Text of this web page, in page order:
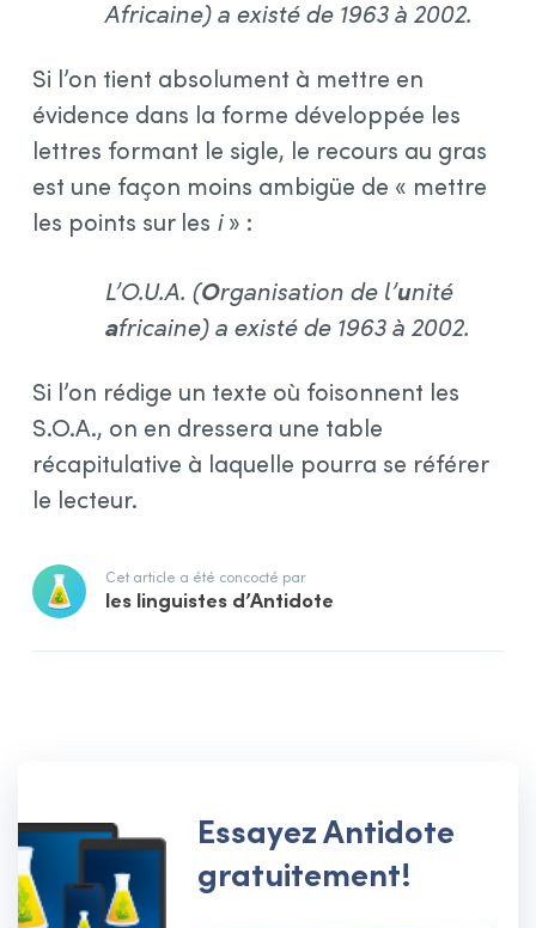
Africaine) a existé de 1963 à 2002.
Si l’on tient absolument à mettre en
évidence dans la forme développée les
lettres formant le sigle, le recours au gras
est une façon moins ambigüe de « mettre
les points sur les i» :
L’O.U.A. (Organisation de l’unité
africaine) a existé de 1963 à 2002.
Si l’on rédige un texte où foisonnent les
S.O.A., on en dressera une table
récapitulative à laquelle pourra se référer
le lecteur.
Cet article a été concocté par
les linguistes d’Antidote
Essayez Antidote
gratuitement!